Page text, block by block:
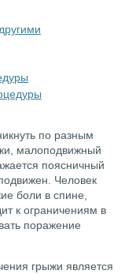
по разным
малоподвижный
поясничный
Человек
боли в спине,
к ограничениям в
поражение
грыжи является